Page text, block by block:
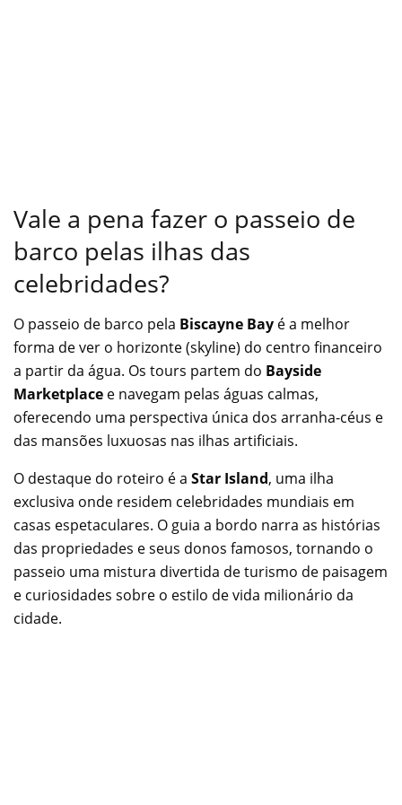
Vale a pena fazer o passeio de
barco pelas ilhas das
celebridades?
O passeio de barco pela Biscayne Bay é a melhor
forma de ver o horizonte (skyline) do centro financeiro
a partir da água. Os tours partem do Bayside
Marketplace e navegam pelas águas calmas,
oferecendo uma perspectiva única dos arranha-céus e
das mansões luxuosas nas ilhas artificiais.
O destaque do roteiro é a Star Island, uma ilha
exclusiva onde residem celebridades mundiais em
casas espetaculares. O guia a bordo narra as histórias
das propriedades e seus donos famosos, tornando o
passeio uma mistura divertida de turismo de paisagem
e curiosidades sobre o estilo de vida milionário da
cidade.